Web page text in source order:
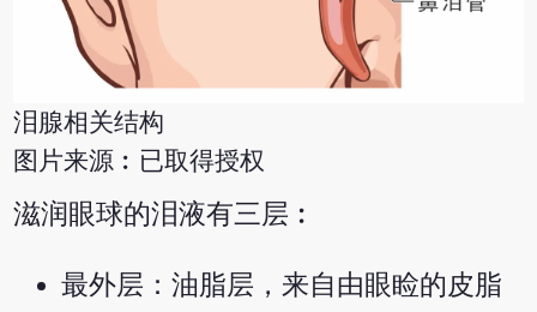
泪腺相关结构
图片来源︰已取得授权
滋润眼球的泪液有三层︰
最外层：油脂层，来自由眼睑的皮脂